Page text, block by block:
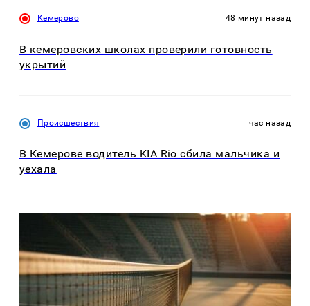
Кемерово 48 минут назад
В кемеровских школах проверили готовность
укрытий
Происшествия час назад
В Кемерове водитель KIA Rio сбила мальчика и
уехала